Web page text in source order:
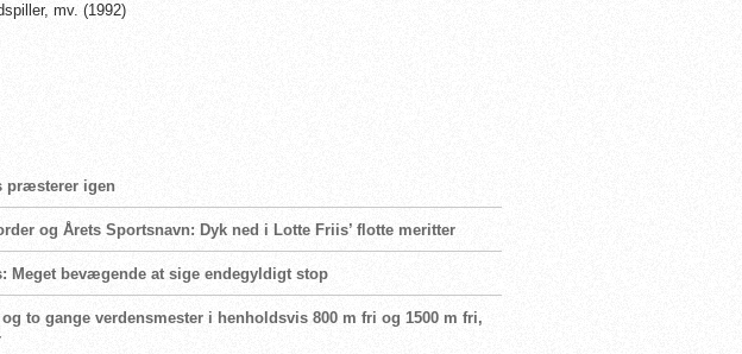
mv. (1992)
præsterer igen
og Årets Sportsnavn: Dyk ned i Lotte Friis’ flotte meritter
Meget bevægende at sige endegyldigt stop
og to gange verdensmester i henholdsvis 800 m fri og 1500 m fri,